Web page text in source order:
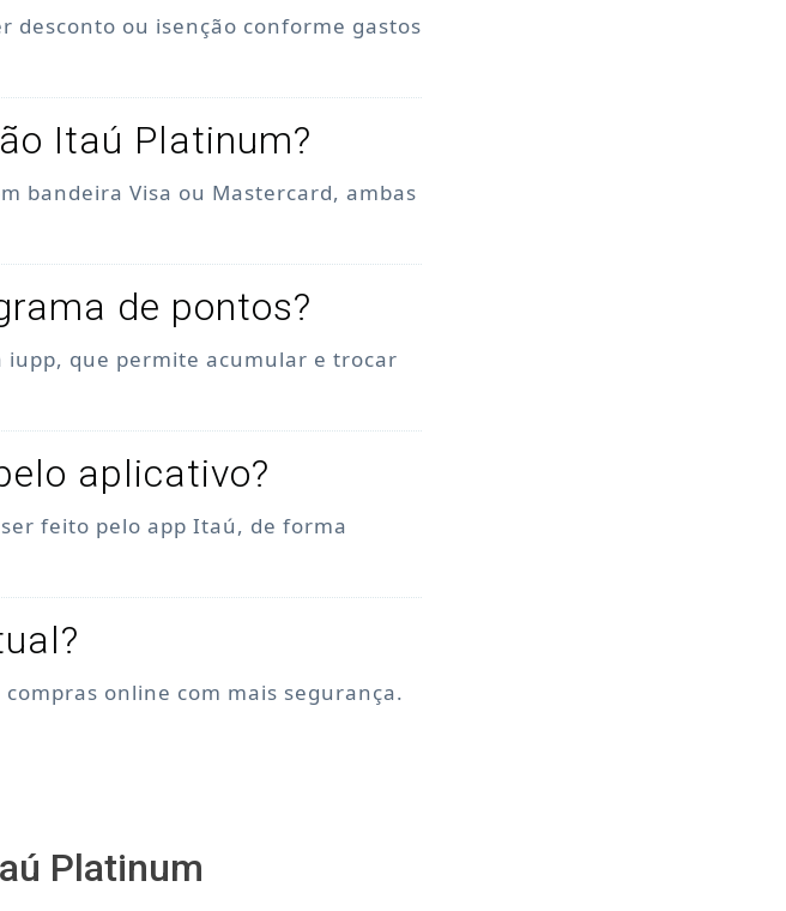
desconto ou isenção conforme gastos
Itaú Platinum?
bandeira Visa ou Mastercard, ambas
de pontos?
que permite acumular e trocar
aplicativo?
feito pelo app Itaú, de forma
online com mais segurança.
Platinum